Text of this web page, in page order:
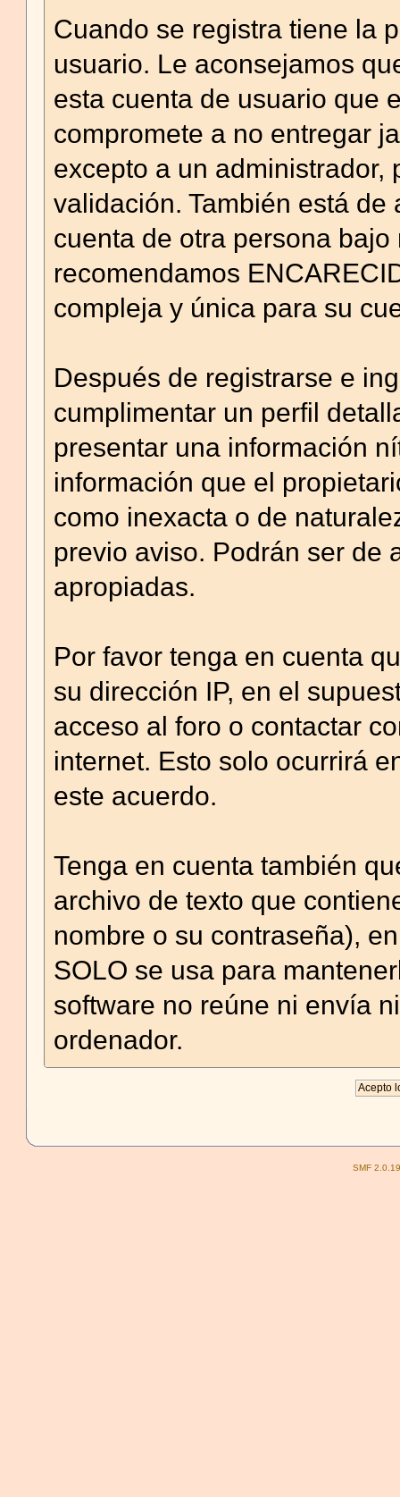
Cuando se registra tiene la
usuario. Le aconsejamos
esta cuenta de usuario que
compromete a no entregar
excepto a un administrador,
validación. También está
cuenta de otra persona
recomendamos
compleja y única para su
Después de registrarse e
cumplimentar un perfil
presentar una información
información que el
como inexacta o de
previo aviso. Podrán ser de
apropiadas.
Por favor tenga en cuenta
su dirección IP, en el
acceso al foro o contactar
internet. Esto solo ocurrirá
este acuerdo.
Tenga en cuenta también
archivo de texto que
nombre o su contraseña),
SOLO se usa para
software no reúne ni envía
ordenador.
SMF 2.0.19